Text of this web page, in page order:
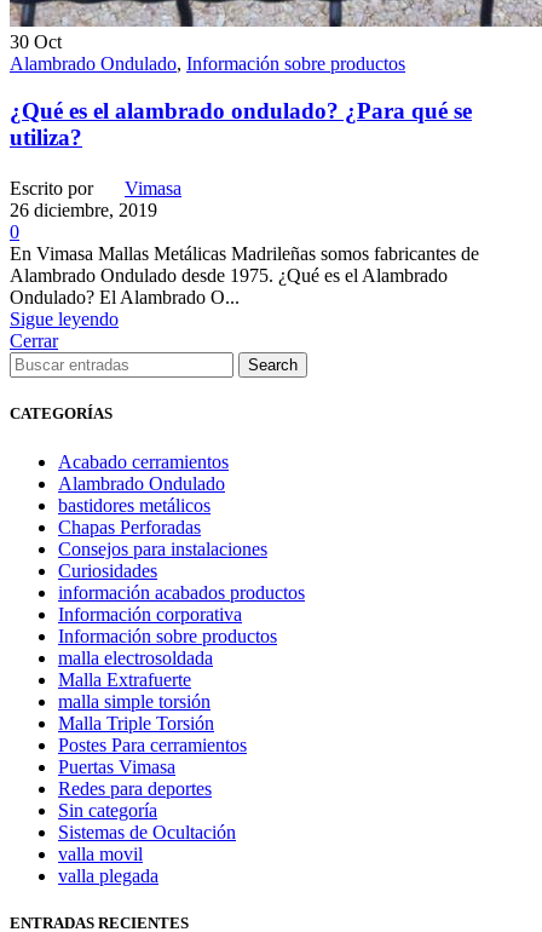
30 Oct
Alambrado Ondulado, Información sobre productos
¿Qué es el alambrado ondulado? ¿Para qué se
utiliza?
Escrito por
Vimasa
26 diciembre, 2019
0
En Vimasa Mallas Metálicas Madrileñas somos fabricantes de
Alambrado Ondulado desde 1975. ¿Qué es el Alambrado
Ondulado? El Alambrado O...
Sigue leyendo
Cerrar
Search
CATEGORÍAS
Acabado cerramientos
Alambrado Ondulado
bastidores metálicos
Chapas Perforadas
Consejos para instalaciones
Curiosidades
información acabados productos
Información corporativa
Información sobre productos
malla electrosoldada
Malla Extrafuerte
malla simple torsión
Malla Triple Torsión
Postes Para cerramientos
Puertas Vimasa
Redes para deportes
Sin categoría
Sistemas de Ocultación
valla movil
valla plegada
ENTRADAS RECIENTES